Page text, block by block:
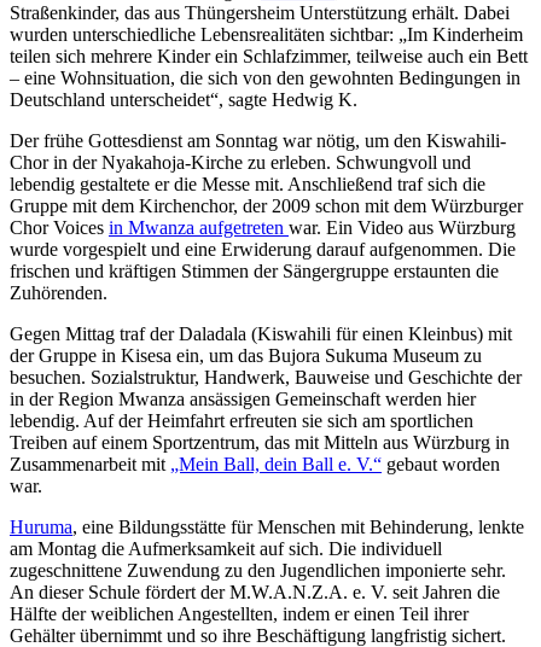
Straßenkinder, das aus Thüngersheim Unterstützung erhält. Dabei
wurden unterschiedliche Lebensrealitäten sichtbar: „Im Kinderheim
teilen sich mehrere Kinder ein Schlafzimmer, teilweise auch ein Bett
– eine Wohnsituation, die sich von den gewohnten Bedingungen in
Deutschland unterscheidet“, sagte Hedwig K.
Der frühe Gottesdienst am Sonntag war nötig, um den Kiswahili-
Chor in der Nyakahoja-Kirche zu erleben. Schwungvoll und
lebendig gestaltete er die Messe mit. Anschließend traf sich die
Gruppe mit dem Kirchenchor, der 2009 schon mit dem Würzburger
Chor Voices in Mwanza aufgetreten war. Ein Video aus Würzburg
wurde vorgespielt und eine Erwiderung darauf aufgenommen. Die
frischen und kräftigen Stimmen der Sängergruppe erstaunten die
Zuhörenden.
Gegen Mittag traf der Daladala (Kiswahili für einen Kleinbus) mit
der Gruppe in Kisesa ein, um das Bujora Sukuma Museum zu
besuchen. Sozialstruktur, Handwerk, Bauweise und Geschichte der
in der Region Mwanza ansässigen Gemeinschaft werden hier
lebendig. Auf der Heimfahrt erfreuten sie sich am sportlichen
Treiben auf einem Sportzentrum, das mit Mitteln aus Würzburg in
Zusammenarbeit mit „Mein Ball, dein Ball e. V.“ gebaut worden
war.
Huruma, eine Bildungsstätte für Menschen mit Behinderung, lenkte
am Montag die Aufmerksamkeit auf sich. Die individuell
zugeschnittene Zuwendung zu den Jugendlichen imponierte sehr.
An dieser Schule fördert der M.W.A.N.Z.A. e. V. seit Jahren die
Hälfte der weiblichen Angestellten, indem er einen Teil ihrer
Gehälter übernimmt und so ihre Beschäftigung langfristig sichert.